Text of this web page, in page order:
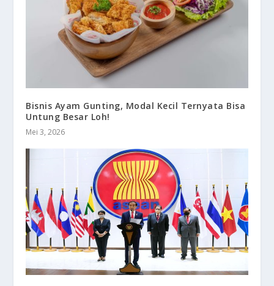
Bisnis Ayam Gunting, Modal Kecil Ternyata Bisa
Untung Besar Loh!
Mei 3, 2026